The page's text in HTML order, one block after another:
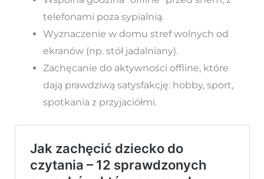
telefonami poza sypialnią.
Wyznaczenie w domu stref wolnych od
ekranów (np. stół jadalniany).
Zachęcanie do aktywności offline, które
dają prawdziwą satysfakcję: hobby, sport,
spotkania z przyjaciółmi.